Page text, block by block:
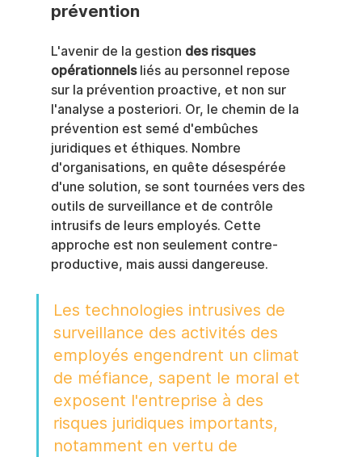
prévention
L'avenir de la gestion des risques
opérationnels liés au personnel repose
sur la prévention proactive, et non sur
l'analyse a posteriori. Or, le chemin de la
prévention est semé d'embûches
juridiques et éthiques. Nombre
d'organisations, en quête désespérée
d'une solution, se sont tournées vers des
outils de surveillance et de contrôle
intrusifs de leurs employés. Cette
approche est non seulement contre-
productive, mais aussi dangereuse.
Les technologies intrusives de
surveillance des activités des
employés engendrent un climat
de méfiance, sapent le moral et
exposent l'entreprise à des
risques juridiques importants,
notamment en vertu de